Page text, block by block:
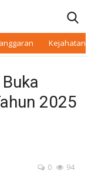
Kejahatan
2025
0
94